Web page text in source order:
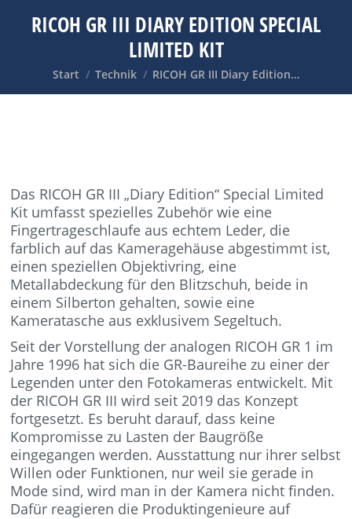
RICOH GR III DIARY EDITION SPECIAL
LIMITED KIT
Sie befinden sich hier:
Start Technik RICOH GR III Diary Edition…
Das RICOH GR III „Diary Edition“ Special Limited
Kit umfasst spezielles Zubehör wie eine
Fingertrageschlaufe aus echtem Leder, die
farblich auf das Kameragehäuse abgestimmt ist,
einen speziellen Objektivring, eine
Metallabdeckung für den Blitzschuh, beide in
einem Silberton gehalten, sowie eine
Kameratasche aus exklusivem Segeltuch.
Seit der Vorstellung der analogen RICOH GR 1 im
Jahre 1996 hat sich die GR-Baureihe zu einer der
Legenden unter den Fotokameras entwickelt. Mit
der RICOH GR III wird seit 2019 das Konzept
fortgesetzt. Es beruht darauf, dass keine
Kompromisse zu Lasten der Baugröße
eingegangen werden. Ausstattung nur ihrer selbst
Willen oder Funktionen, nur weil sie gerade in
Mode sind, wird man in der Kamera nicht finden.
Dafür reagieren die Produktingenieure auf